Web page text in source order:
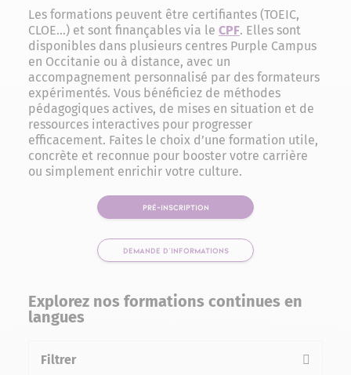
Les formations peuvent être certifiantes (TOEIC,
CLOE…) et sont finançables via le CPF. Elles sont
disponibles dans plusieurs centres Purple Campus
en Occitanie ou à distance, avec un
accompagnement personnalisé par des formateurs
expérimentés. Vous bénéficiez de méthodes
pédagogiques actives, de mises en situation et de
ressources interactives pour progresser
efficacement. Faites le choix d’une formation utile,
concrète et reconnue pour booster votre carrière
ou simplement enrichir votre culture.
PRÉ-INSCRIPTION
DEMANDE D'INFORMATIONS
Explorez nos formations continues en
langues
Filtrer